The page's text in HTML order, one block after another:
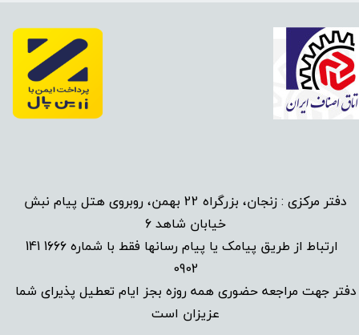
دفتر مرکزی : زنجان، بزرگراه 22 بهمن، روبروی هتل پیام نبش
خیابان شاهد 6
ارتباط از طریق پیامک یا پیام رسانها فقط با شماره
1666 141
0902
دفتر جهت مراجعه حضوری همه روزه بجز ایام تعطیل پذیرای شما
عزیزان است​​​​​​​